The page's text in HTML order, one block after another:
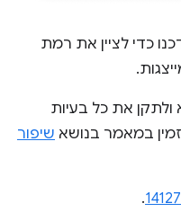
כדי לציין את רמת
את כל בעיות
במאמר בנושא שיפור
.